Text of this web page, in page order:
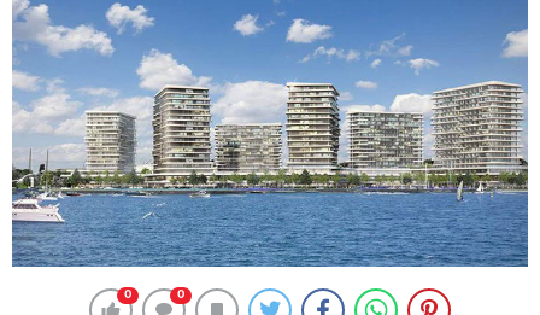
0 0